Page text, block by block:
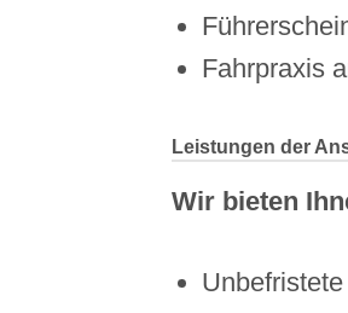
Fahrpraxis
Leistungen der
Wir bieten